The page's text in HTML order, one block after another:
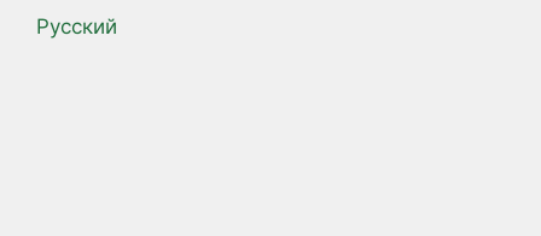
Русский